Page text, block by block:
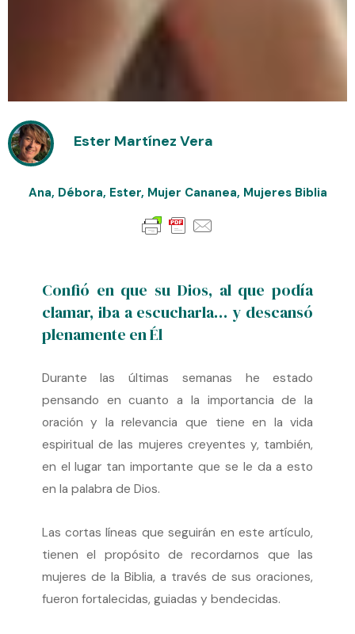
Ester Martínez Vera
Ana, Débora, Ester, Mujer Cananea, Mujeres Biblia
Confió en que su Dios, al que podía
clamar, iba a escucharla… y descansó
plenamente en Él
Durante las últimas semanas he estado
pensando en cuanto a la importancia de la
oración y la relevancia que tiene en la vida
espiritual de las mujeres creyentes y, también,
en el lugar tan importante que se le da a esto
en la palabra de Dios.
Las cortas líneas que seguirán en este artículo,
tienen el propósito de recordarnos que las
mujeres de la Biblia, a través de sus oraciones,
fueron fortalecidas, guiadas y bendecidas.